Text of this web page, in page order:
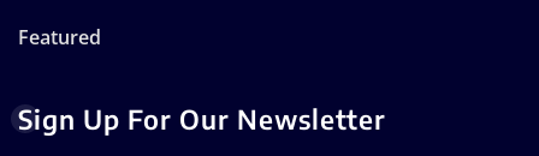
Featured
Sign Up For Our Newsletter